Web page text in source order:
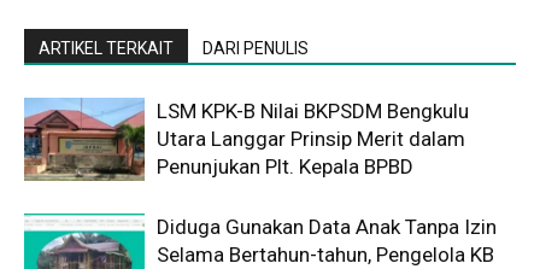
ARTIKEL TERKAIT DARI PENULIS
LSM KPK-B Nilai BKPSDM Bengkulu
Utara Langgar Prinsip Merit dalam
Penunjukan Plt. Kepala BPBD
Diduga Gunakan Data Anak Tanpa Izin
Selama Bertahun-tahun, Pengelola KB